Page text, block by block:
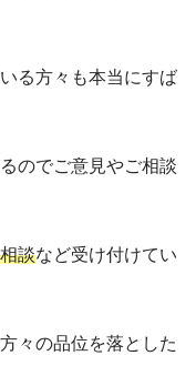
る方々も本当にすば
のでご意見やご相談
談など受け付けてい
々の品位を落とした